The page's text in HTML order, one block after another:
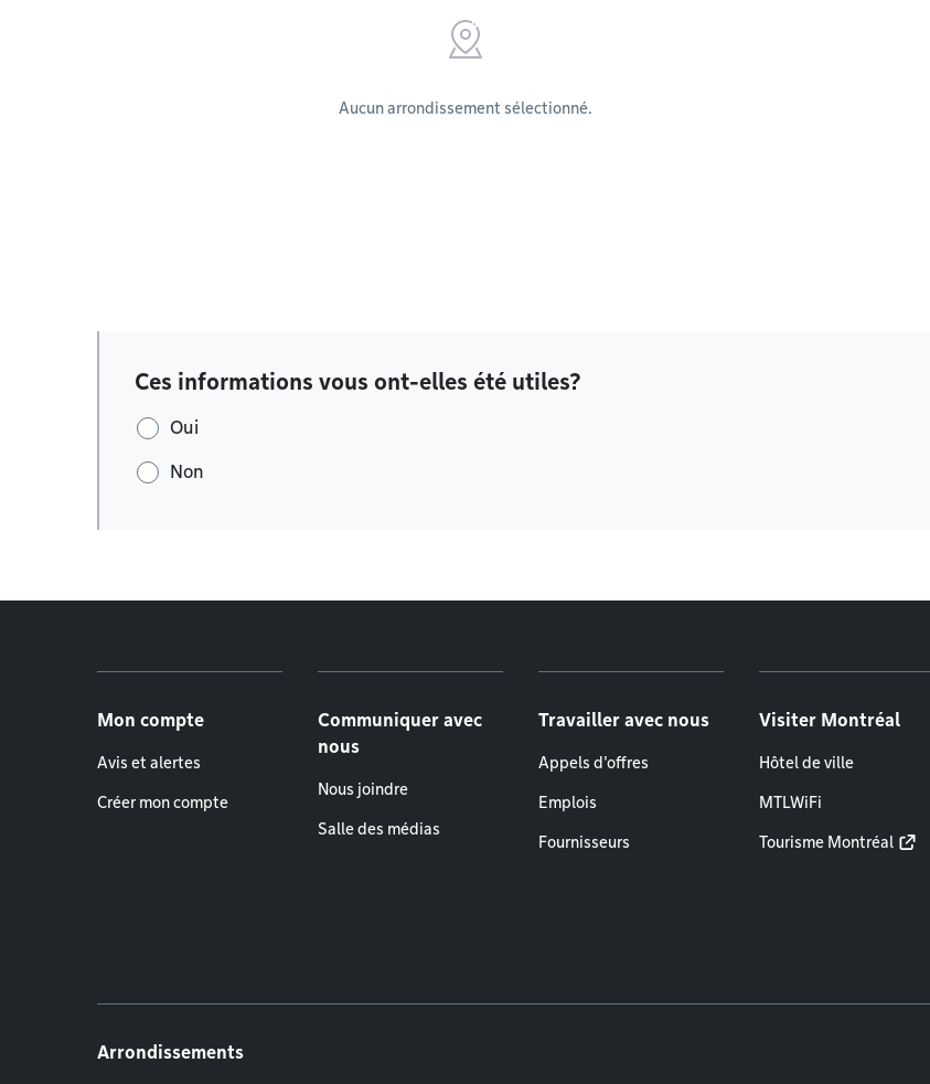
Aucun arrondissement sélectionné.
Ces informations vous ont-elles été utiles?
Oui
Non
Mon compte
Avis et alertes
Créer mon compte
Communiquer avec
nous
Nous joindre
Salle des médias
Travailler avec nous
Appels d'offres
Emplois
Fournisseurs
Visiter Montréal
Hôtel de ville
MTLWiFi
Tourisme Montréal
Arrondissements